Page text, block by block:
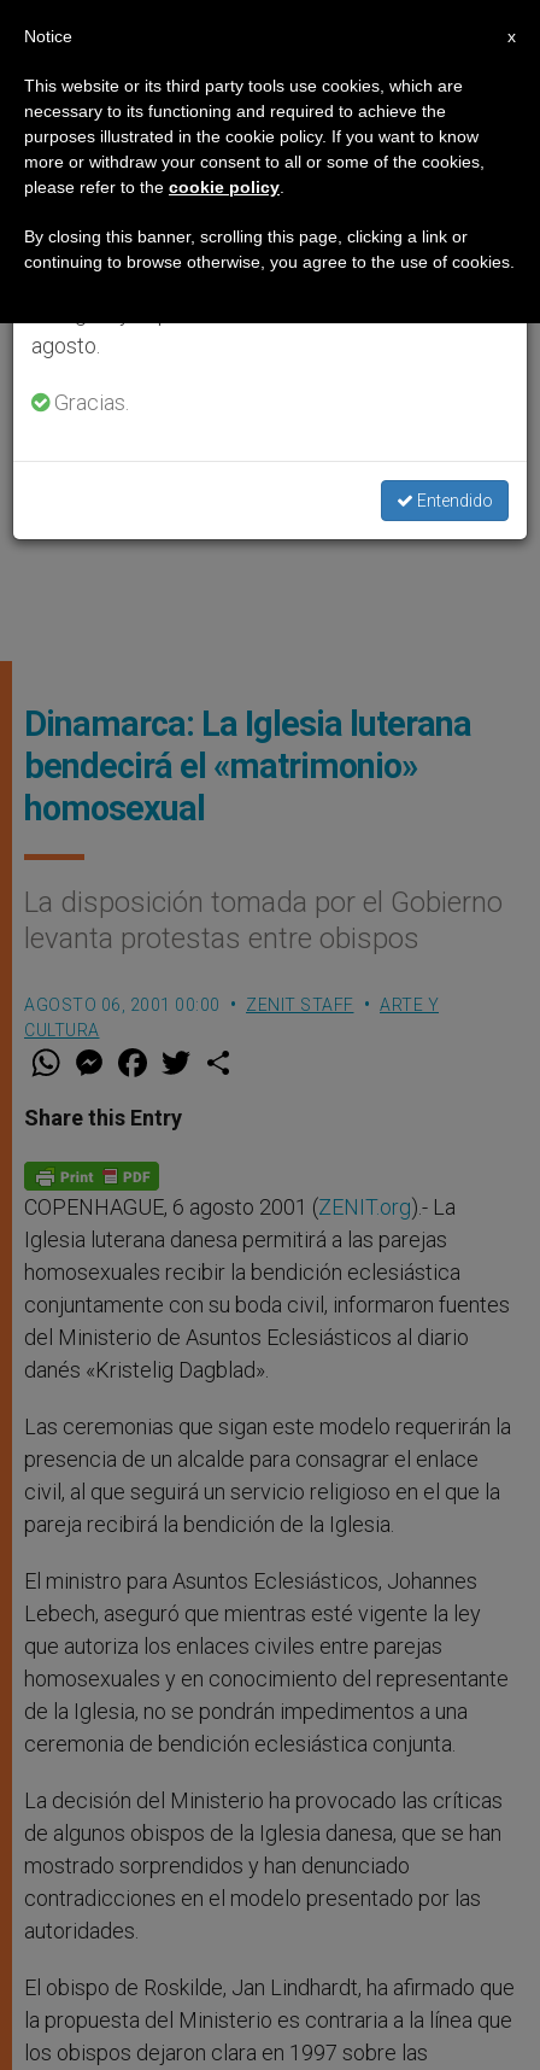
Dinamarca: La Iglesia luterana
bendecirá el «matrimonio»
homosexual
La disposición tomada por el Gobierno
levanta protestas entre obispos
AGOSTO 06, 2001 00:00 ZENIT STAFF
ARTE Y
CULTURA
W
t
s
p
p
M
e
s
e
g
e
r
F
a
e
b
o
k
w
Share this Entry
COPENHAGUE, 6 agosto 2001 (ZENIT.org).- La
Iglesia luterana danesa permitirá a las parejas
homosexuales recibir la bendición eclesiástica
conjuntamente con su boda civil, informaron fuentes
del Ministerio de Asuntos Eclesiásticos al diario
danés «Kristelig Dagblad».
Las ceremonias que sigan este modelo requerirán la
presencia de un alcalde para consagrar el enlace
civil, al que seguirá un servicio religioso en el que la
pareja recibirá la bendición de la Iglesia.
El ministro para Asuntos Eclesiásticos, Johannes
Lebech, aseguró que mientras esté vigente la ley
que autoriza los enlaces civiles entre parejas
homosexuales y en conocimiento del representante
de la Iglesia, no se pondrán impedimentos a una
ceremonia de bendición eclesiástica conjunta.
La decisión del Ministerio ha provocado las críticas
de algunos obispos de la Iglesia danesa, que se han
mostrado sorprendidos y han denunciado
contradicciones en el modelo presentado por las
autoridades.
El obispo de Roskilde, Jan Lindhardt, ha afirmado que
la propuesta del Ministerio es contraria a la línea que
los obispos dejaron clara en 1997 sobre las
×
Aviso importante
Del 27 de julio al 7 de agosto haremos la pausa
anual, aprovechando que en el periodo de verano
se generan menos informaciones y también el
agosto.
Gracias.
Entendido
x
Notice
This website or its third party tools use cookies, which are
necessary to its functioning and required to achieve the
purposes illustrated in the cookie policy. If you want to know
more or withdraw your consent to all or some of the cookies,
please refer to the cookie policy
By closing this banner, scrolling this page, clicking a link or
continuing to browse otherwise, you agree to the use of cookies.